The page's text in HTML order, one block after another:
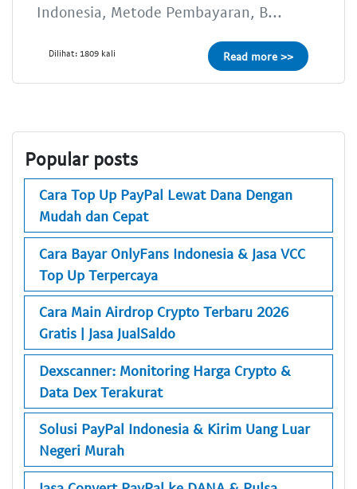
Indonesia, Metode Pembayaran, B...
Dilihat: 1809 kali Read more >>
Popular posts
Cara Top Up PayPal Lewat Dana Dengan
Mudah dan Cepat
Cara Bayar OnlyFans Indonesia & Jasa VCC
Top Up Terpercaya
Cara Main Airdrop Crypto Terbaru 2026
Gratis | Jasa JualSaldo
Dexscanner: Monitoring Harga Crypto &
Data Dex Terakurat
Solusi PayPal Indonesia & Kirim Uang Luar
Negeri Murah